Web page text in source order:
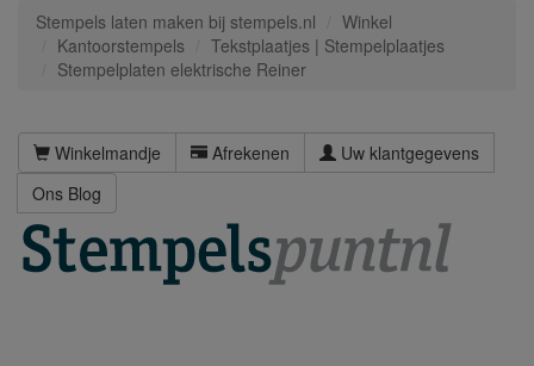
Stempels laten maken bij stempels.nl
Winkel
Kantoorstempels
Tekstplaatjes | Stempelplaatjes
Stempelplaten elektrische Reiner
Winkelmandje Afrekenen
Uw klantgegevens
Ons Blog